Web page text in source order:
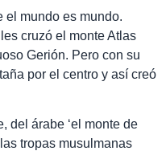
el mundo es mundo.
cruzó el monte Atlas
Gerión. Pero con su
por el centro y así creó
del árabe ‘el monte de
tropas musulmanas